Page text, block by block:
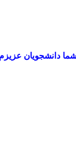
دانشجویان عزیزم